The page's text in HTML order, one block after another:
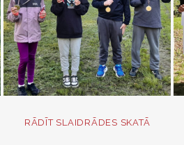
RĀDĪT SLAIDRĀDES SKATĀ